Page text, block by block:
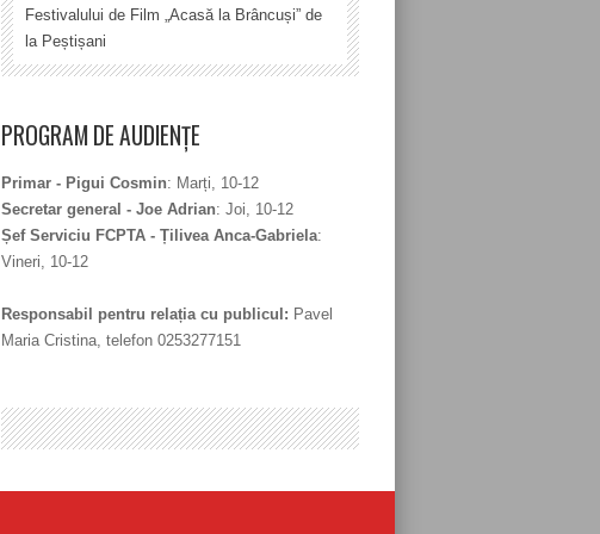
Festivalului de Film „Acasă la Brâncuși” de
la Peștișani
PROGRAM DE AUDIENȚE
Primar - Pigui Cosmin: Marți, 10-12
Secretar general - Joe Adrian: Joi, 10-12
Șef Serviciu FCPTA - Țilivea Anca-Gabriela:
Vineri, 10-12
Responsabil pentru relația cu publicul: Pavel
Maria Cristina, telefon 0253277151